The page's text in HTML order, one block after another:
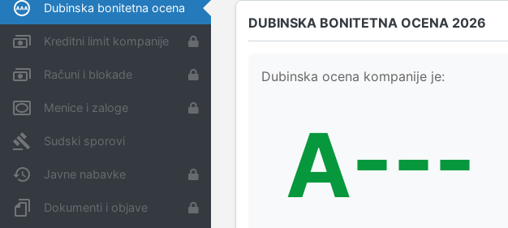
Dubinska bonitetna ocena
Kreditni limit kompanije
Računi i blokade
Menice i zaloge
Sudski sporovi
Javne nabavke
Dokumenti i objave
DUBINSKA BONITETNA OCENA 2026
Dubinska ocena kompanije je:
A---